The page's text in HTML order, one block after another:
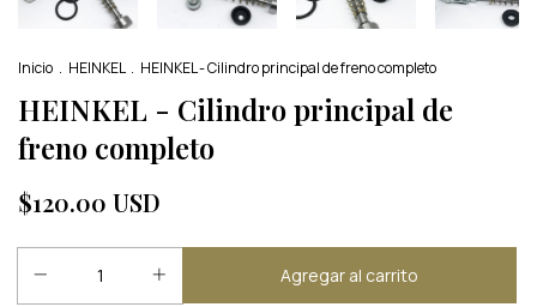
Inicio . HEINKEL . HEINKEL - Cilindro principal de freno completo
HEINKEL - Cilindro principal de
freno completo
$120.00 USD